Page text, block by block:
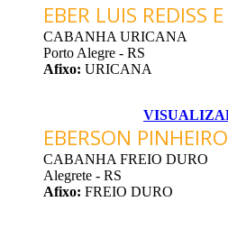
EBER LUIS REDISS
CABANHA URICANA
Porto Alegre - RS
Afixo: URICANA
EBERSON
CABANHA FREIO DURO
Alegrete - RS
Afixo: FREIO DURO